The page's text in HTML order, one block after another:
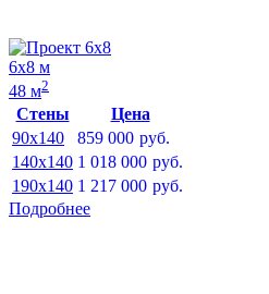
6х8 м
48 м2
Стены
Цена
90x140
859 000 руб.
140x140 1 018 000 руб.
190x140 1 217 000 руб.
Подробнее